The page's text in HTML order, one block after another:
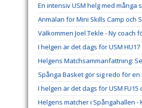
En intensiv USM helg med många
Anmälan för Mini Skills Camp och
Välkommen Joel Tekle - Ny coach
I helgen är det dags för USM HU17
Helgens Matchsammanfattning:
Spånga Basket gör sig redo för
I helgen är det dags för USM FU15
Helgens matcher i Spångahallen -